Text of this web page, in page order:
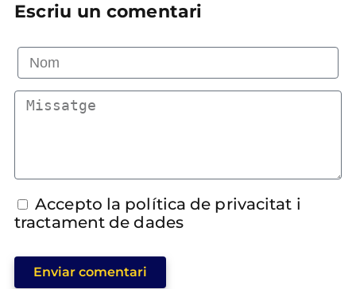
Escriu un comentari
Accepto la política de privacitat i
tractament de dades
Enviar comentari